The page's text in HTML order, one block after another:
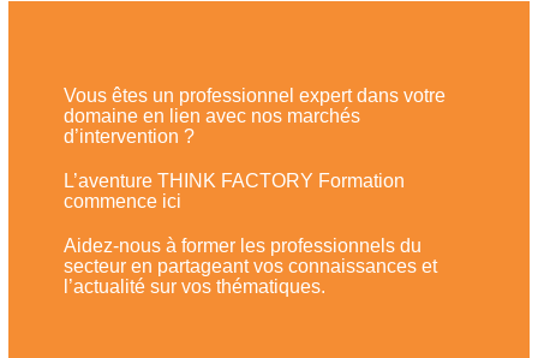
Vous êtes un professionnel expert dans votre
domaine en lien avec nos marchés
d’intervention ?
L’aventure THINK FACTORY Formation
commence ici
Aidez-nous à former les professionnels du
secteur en partageant vos connaissances et
l’actualité sur vos thématiques.